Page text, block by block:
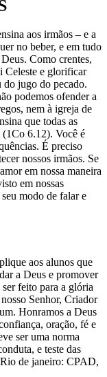
aos irmãos – e a
no beber, e em tudo
Como crentes,
Celeste e glorificar
do jugo do pecado.
podemos ofender a
nem à igreja de
que todas as
(1Co 6.12). Você é
É preciso
nossos irmãos. Se
em nossa maneira
em nossas
modo de falar e
aos alunos que
a Deus e promover
feito para a glória
Senhor, Criador
Honramos a Deus
oração, fé e
ser uma norma
e teste das
de janeiro: CPAD,